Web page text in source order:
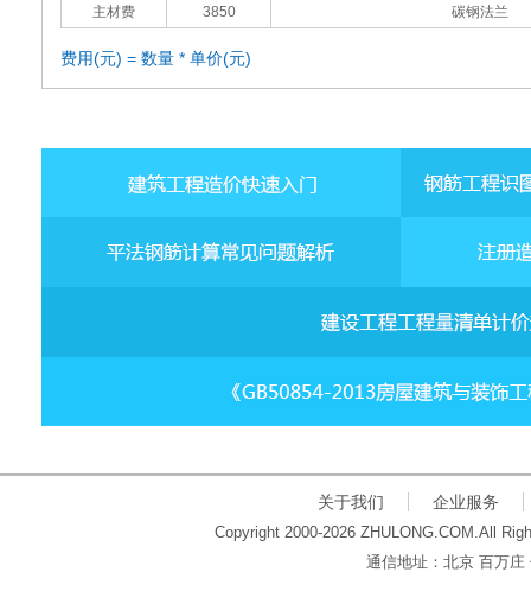
主材费
3850 碳钢法兰
费用(元) = 数量 * 单价(元)
关于我们 企业服务
Copyright 2000-2026 ZHULONG.COM.All
通信地址：北京 百万